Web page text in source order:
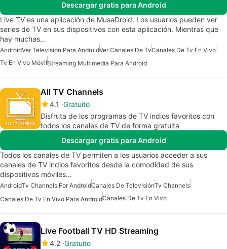
Descargar gratis para Android
Live TV es una aplicación de MusaDroid. Los usuarios pueden ver
series de TV en sus dispositivos con esta aplicación. Mientras que
hay muchas…
AndroidVer Television Para AndroidVer Canales De TvCanales De Tv En Vivo
Tv En Vivo MóvilStreaming Multimedia Para Android
All TV Channels
4.1 Gratuito
Disfruta de los programas de TV indios favoritos con
todos los canales de TV de forma gratuita
Descargar gratis para Android
Todos los canales de TV permiten a los usuarios acceder a sus
canales de TV indios favoritos desde la comodidad de sus
dispositivos móviles…
AndroidTv Channels For AndroidCanales De TelevisiónTv Channels
Canales De Tv En Vivo Para AndroidCanales De Tv En Vivo
Live Football TV HD Streaming
4.2 Gratuito